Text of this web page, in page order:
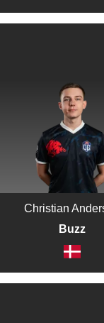
Christian
Buzz